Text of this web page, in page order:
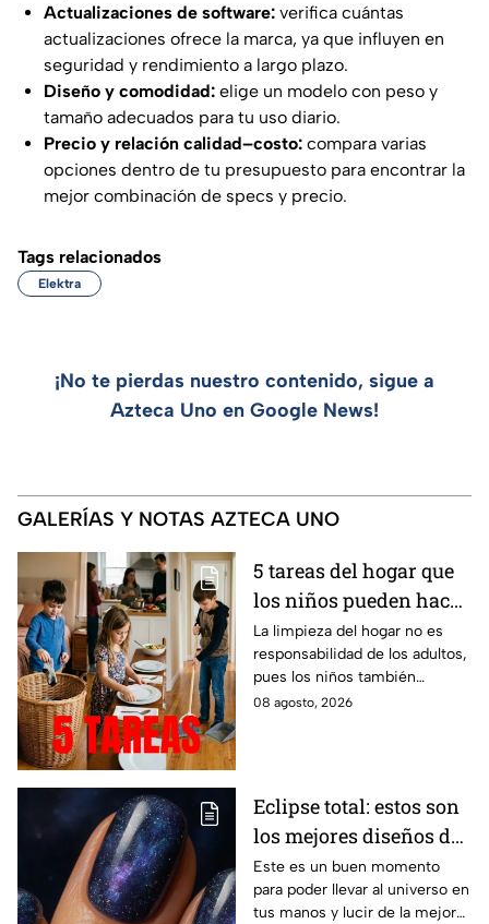
Actualizaciones de software: verifica cuántas
actualizaciones ofrece la marca, ya que influyen en
seguridad y rendimiento a largo plazo.
Diseño y comodidad: elige un modelo con peso y
tamaño adecuados para tu uso diario.
Precio y relación calidad–costo: compara varias
opciones dentro de tu presupuesto para encontrar la
mejor combinación de specs y precio.
Tags relacionados
Elektra
¡No te pierdas nuestro contenido, sigue a
Azteca Uno en Google News!
GALERÍAS Y NOTAS AZTECA UNO
5 tareas del hogar que
los niños pueden hacer
según su edad
La limpieza del hogar no es
responsabilidad de los adultos,
pues los niños también
pueden colaborar
08 agosto, 2026
Eclipse total: estos son
los mejores diseños de
uñas para recibir el
evento astrológico
Este es un buen momento
para poder llevar al universo en
tus manos y lucir de la mejor